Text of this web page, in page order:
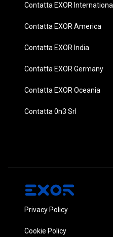
Contatta EXOR International
Contatta EXOR America
Contatta EXOR India
Contatta EXOR Germany
Contatta EXOR Oceania
Contatta 0n3 Srl
Privacy Policy
Cookie Policy